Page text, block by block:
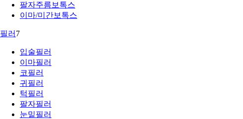
팔자주름보톡스
이마/미간보톡스
필러 7
입술필러
이마필러
코필러
귀필러
턱필러
팔자필러
눈밑필러